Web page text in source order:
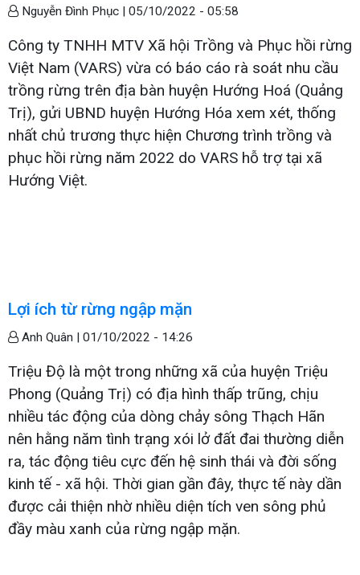
Nguyễn Đình Phục | 05/10/2022 - 05:58
Công ty TNHH MTV Xã hội Trồng và Phục hồi rừng
Việt Nam (VARS) vừa có báo cáo rà soát nhu cầu
trồng rừng trên địa bàn huyện Hướng Hoá (Quảng
Trị), gửi UBND huyện Hướng Hóa xem xét, thống
nhất chủ trương thực hiện Chương trình trồng và
phục hồi rừng năm 2022 do VARS hỗ trợ tại xã
Hướng Việt.
Lợi ích từ rừng ngập mặn
Anh Quân | 01/10/2022 - 14:26
Triệu Độ là một trong những xã của huyện Triệu
Phong (Quảng Trị) có địa hình thấp trũng, chịu
nhiều tác động của dòng chảy sông Thạch Hãn
nên hằng năm tình trạng xói lở đất đai thường diễn
ra, tác động tiêu cực đến hệ sinh thái và đời sống
kinh tế - xã hội. Thời gian gần đây, thực tế này dần
được cải thiện nhờ nhiều diện tích ven sông phủ
đầy màu xanh của rừng ngập mặn.